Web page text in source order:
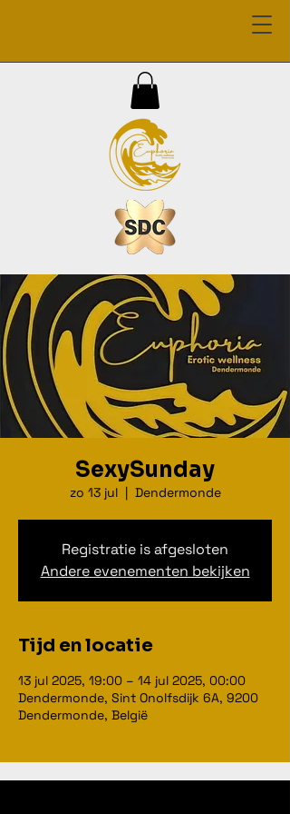
SexySunday
zo 13 jul
  |
Dendermonde
Registratie is afgesloten
Andere evenementen bekijken
Tijd en locatie
13 jul 2025, 19:00 – 14 jul 2025, 00:00
Dendermonde, Sint Onolfsdijk 6A, 9200
Dendermonde, België